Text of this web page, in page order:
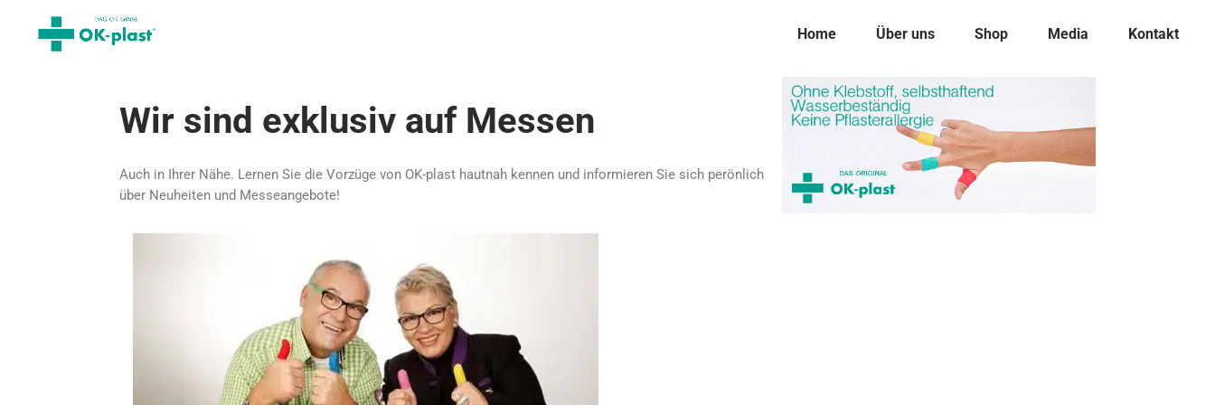
Home Über uns Shop Media Kontakt
Wir sind exklusiv auf Messen
Auch in Ihrer Nähe. Lernen Sie die Vorzüge von OK-plast hautnah kennen und informieren Sie sich perönlich
über Neuheiten und Messeangebote!